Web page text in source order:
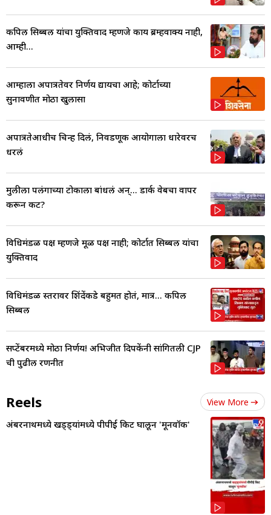
कपिल सिब्बल यांचा युक्तिवाद म्हणजे काय ब्रम्हवाक्य नाही,
आम्ही...
आम्हाला अपात्रतेवर निर्णय द्यायचा आहे; कोर्टाच्या
सुनावणीत मोठा खुलासा
अपात्रतेआधीच चिन्ह दिलं, निवडणूक आयोगाला धारेवरच
धरलं
मुलीला पलंगाच्या टोकाला बांधलं अन्... डार्क वेबचा वापर
करून कट?
विधिमंडळ पक्ष म्हणजे मूळ पक्ष नाही; कोर्टात सिब्बल यांचा
युक्तिवाद
विधिमंडळ स्तरावर शिंदेंकडे बहुमत होतं, मात्र... कपिल
सिब्बल
सप्टेंबरमध्ये मोठा निर्णय! अभिजीत दिपकेंनी सांगितली CJP
ची पुढील रणनीत
Reels View More
अंबरनाथमध्ये खड्ड्यांमध्ये पीपीई किट घालून 'मूनवॉक'